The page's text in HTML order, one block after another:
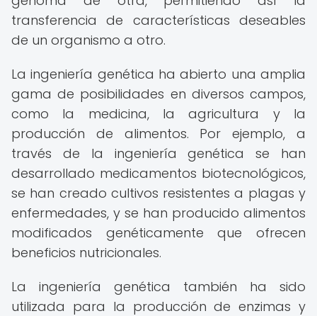
transferencia de características deseables
de un organismo a otro.
La ingeniería genética ha abierto una amplia
gama de posibilidades en diversos campos,
como la medicina, la agricultura y la
producción de alimentos. Por ejemplo, a
través de la ingeniería genética se han
desarrollado medicamentos biotecnológicos,
se han creado cultivos resistentes a plagas y
enfermedades, y se han producido alimentos
modificados genéticamente que ofrecen
beneficios nutricionales.
La ingeniería genética también ha sido
utilizada para la producción de enzimas y